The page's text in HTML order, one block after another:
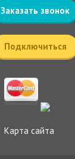
Заказать звонок
Подключиться
Карта сайта